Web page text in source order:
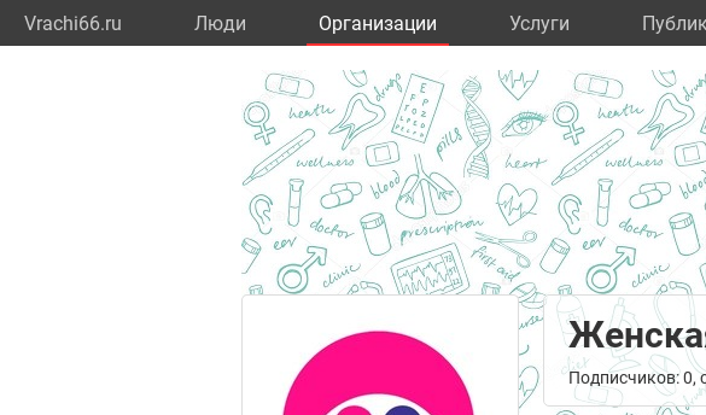
Vrachi66.ru Люди Организации Услуги
Подписчиков: 0,